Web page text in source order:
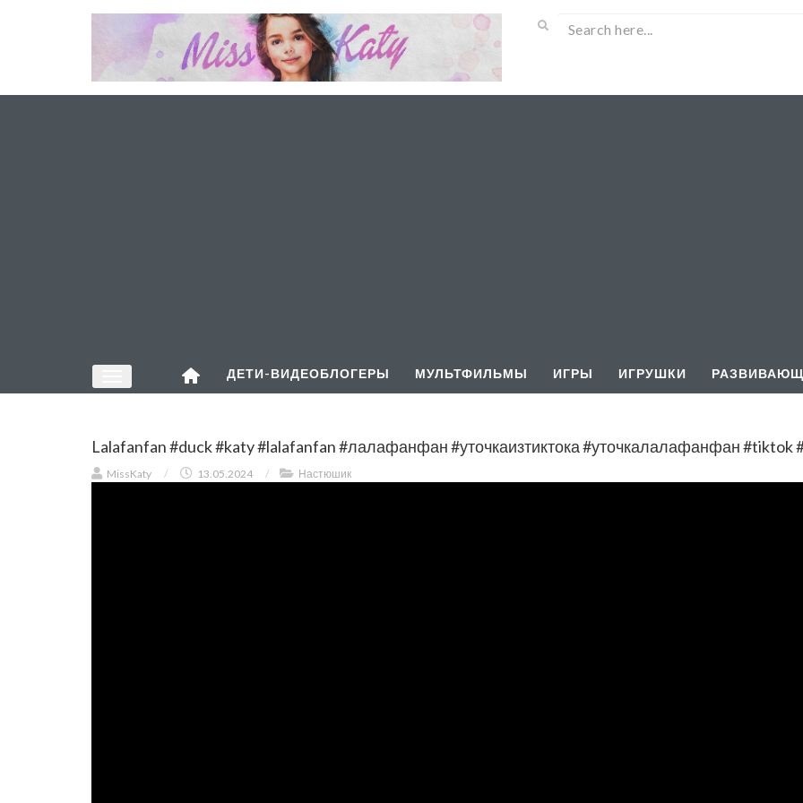
ДЕТИ-ВИДЕОБЛОГЕРЫ МУЛЬТФИЛЬМЫ ИГРЫ ИГРУШКИ
Lalafanfan #duck #katy #lalafanfan #лалафанфан #уточкаизтиктока #уточкалалафанфан #tiktok
MissKaty / 13.05.2024 / Настюшик